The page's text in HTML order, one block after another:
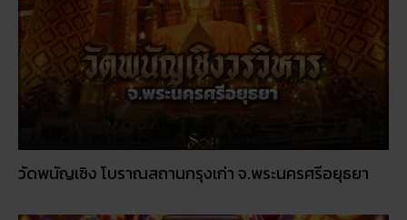
วัดพนัญเชิง โบราณสถานกรุงเก่า จ.พระนครศรีอยุธยา